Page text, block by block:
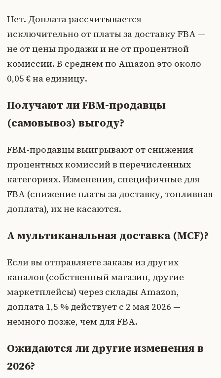
Нет. Доплата рассчитывается
исключительно от платы за доставку FBA —
не от цены продажи и не от процентной
комиссии. В среднем по Amazon это около
0,05 € на единицу.
Получают ли FBM-продавцы
(самовывоз) выгоду?
FBM-продавцы выигрывают от снижения
процентных комиссий в перечисленных
категориях. Изменения, специфичные для
FBA (снижение платы за доставку, топливная
доплата), их не касаются.
А мультиканальная доставка (MCF)?
Если вы отправляете заказы из других
каналов (собственный магазин, другие
маркетплейсы) через склады Amazon,
доплата 1,5 % действует с 2 мая 2026 —
немного позже, чем для FBA.
Ожидаются ли другие изменения в
2026?